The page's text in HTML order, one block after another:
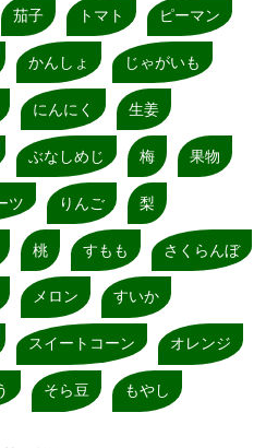
茄子 トマト ピーマン
かんしょ じゃがいも
にんにく 生姜
ぶなしめじ 梅 果物
ツ りんご 梨
桃 すもも さくらんぼ
メロン すいか
スイートコーン オレンジ
そら豆 もやし